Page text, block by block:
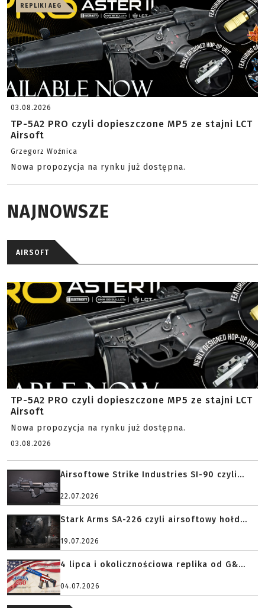
REPLIKI AEG
03.08.2026
TP-5A2 PRO czyli dopieszczone MP5 ze stajni LCT
Airsoft
Grzegorz Woźnica
Nowa propozycja na rynku już dostępna.
NAJNOWSZE
AIRSOFT
TP-5A2 PRO czyli dopieszczone MP5 ze stajni LCT
Airsoft
Nowa propozycja na rynku już dostępna.
03.08.2026
Airsoftowe Strike Industries SI-90 czyli...
22.07.2026
Stark Arms SA-226 czyli airsoftowy hołd...
19.07.2026
4 lipca i okolicznościowa replika od G&...
04.07.2026